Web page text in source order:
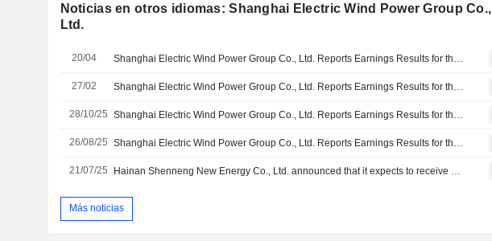
Noticias en otros idiomas: Shanghai Electric Wind Power Group Co.,
Ltd.
20/04
27/02
28/10/25
26/08/25
21/07/25
Más noticias